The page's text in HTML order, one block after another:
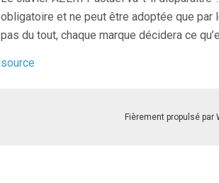
obligatoire et ne peut être adoptée que par
pas du tout, chaque marque décidera ce
source
Fièrement propulsé par